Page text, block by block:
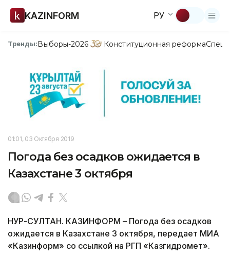
KAZINFORM РУ
Тренды:Выборы-2026 Конституционная реформа
01:01, 03 Октября 2019
Погода без осадков ожидается в
Казахстане 3 октября
НУР-СУЛТАН. КАЗИНФОРМ – Погода без осадков
ожидается в Казахстане 3 октября, передает МИА
«Казинформ» со ссылкой на РГП «Казгидромет».